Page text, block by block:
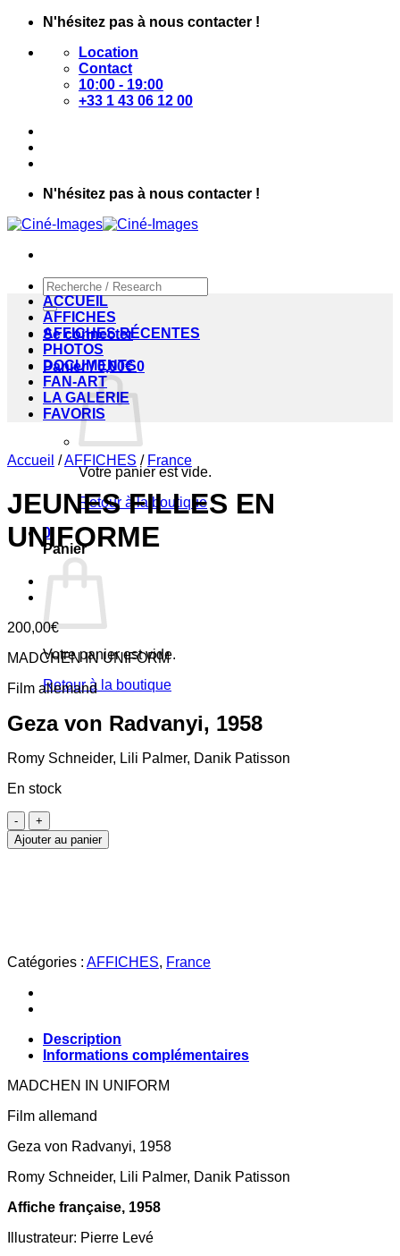
Passer
contenu
N'hésitez pas à nous contacter !
Location
Contact
10:00 - 19:00
+33 1 43 06 12 00
N'hésitez pas à nous contacter !
Recherche
pour :
Se connecter
Panier /0,00€ 0
Votre panier est vide.
Retour à la boutique
0
Panier
Votre panier est vide.
Retour à la boutique
ACCUEIL
AFFICHES
AFFICHES RÉCENTES
PHOTOS
DOCUMENTS
FAN-ART
LA GALERIE
FAVORIS
Accueil /AFFICHES / France
JEUNES FILLES EN
UNIFORME
200,00€
MADCHEN IN UNIFORM
Fil m allemand
Geza von Radvanyi, 1958
Romy Schneider, Lili Palmer, Danik Patisson
En stock
quantité
de
JEUNES
Ajouter au panier
Catégories : AFFICHES, France
Description
Informations complémentaires
MADCHEN IN UNIFORM
Fil m allemand
Geza von Radvanyi, 1958
Romy Schneider, Lili Palmer, Danik Patisson
Affiche française, 1958
Illustrateur: Pierre Levé